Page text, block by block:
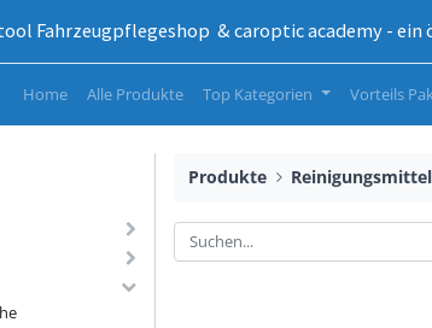
Fahrzeugpflegeshop & caroptic academy -
Home Alle Produkte Top Kategorien Vorteils
Produkte Reinigungsmittel